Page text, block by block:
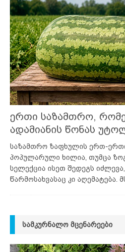
ერთი საზამთრო,
ადამიანის წონას
საზამთრო ზაფხულის ერთ-
პოპულარული ხილია, თუმცა
სელექცია ისეთ შედეგს
წარმოსახვასაც კი
ᲡᲐᲛᲙᲣᲠᲜᲐᲚᲝ ᲛᲪᲔᲜᲐᲠᲔᲔᲑᲘ